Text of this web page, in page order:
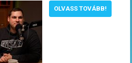
OLVASS TOVÁBB!